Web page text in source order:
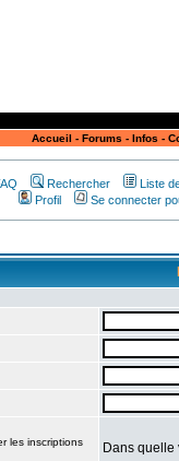
Accueil - Forums - Infos -
Rechercher
Liste
Profil
Se connecter
les inscriptions
Dans